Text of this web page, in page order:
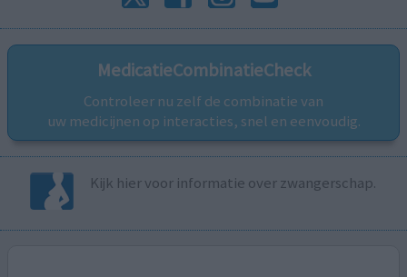
MedicatieCombinatieCheck
Controleer nu zelf de combinatie van
uw medicijnen op interacties, snel en eenvoudig.
Kijk hier voor informatie over zwangerschap.